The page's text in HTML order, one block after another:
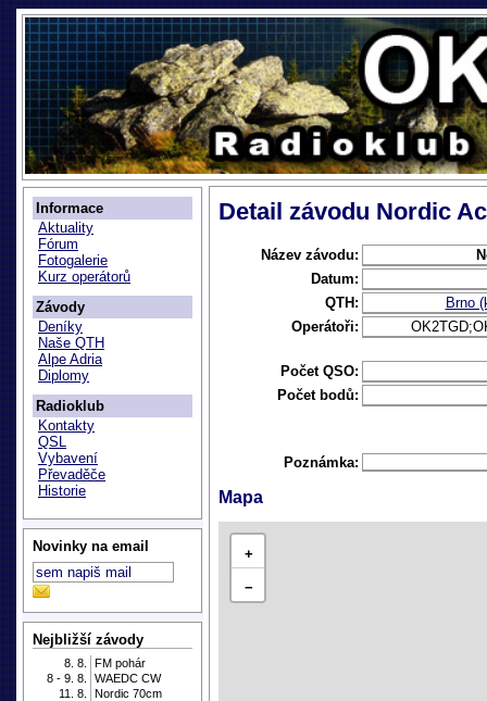
Informace
Aktuality
Fórum
Fotogalerie
Kurz operátorů
Závody
Deníky
Naše QTH
Alpe Adria
Diplomy
Radioklub
Kontakty
QSL
Vybavení
Převaděče
Historie
Novinky na email
Nejbližší závody
8. 8.
FM pohár
8 - 9. 8.
WAEDC CW
11. 8.
Nordic 70cm
Detail závodu Nordic
Název závodu:
Datum:
QTH:
Brno
Operátoři:
Počet QSO:
Počet bodů:
Poznámka:
Mapa
+
−